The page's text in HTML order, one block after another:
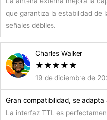
que garantiza la estabilidad de
señales débiles.
Charles Walker
★ ★ ★ ★ ★
19 de diciembre de
Gran compatibilidad, se adapta
La interfaz TTL es